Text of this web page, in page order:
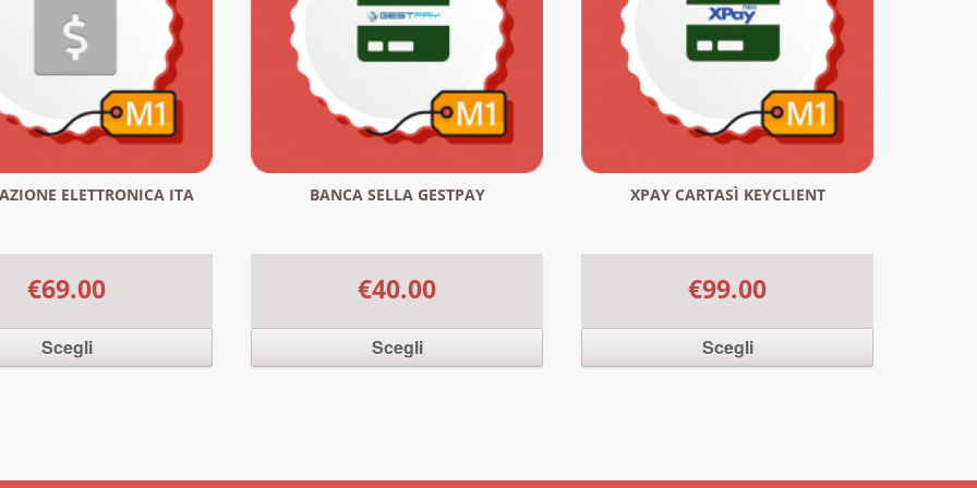
ELETTRONICA ITA
€69.00
Scegli
BANCA SELLA GESTPAY
€40.00
Scegli
XPAY CARTASÌ KEYCLIENT
€99.00
Scegli